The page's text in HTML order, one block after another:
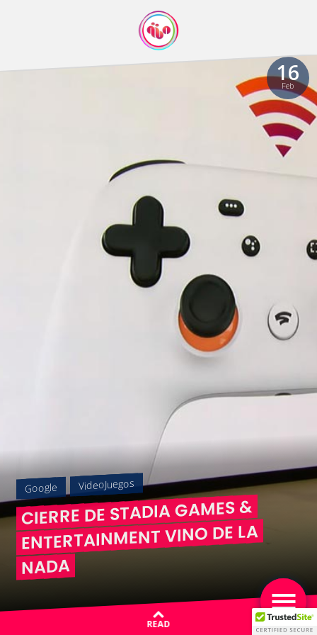
16
Feb
Google VideoJuegos
CIERRE DE STADIA GAMES &
ENTERTAINMENT VINO DE LA
NADA
READ